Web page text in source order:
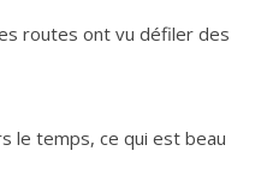
routes ont vu défiler des
le temps, ce qui est beau